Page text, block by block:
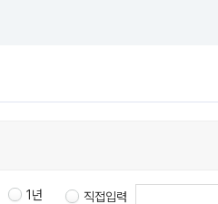
1년 직접입력